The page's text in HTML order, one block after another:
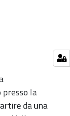
presso la
da una